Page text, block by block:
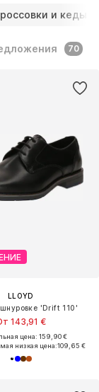
и кеды
70
LLOYD
'Drift 110'
143,91 €
цена: 159,90 €
низкая цена:109,65 €